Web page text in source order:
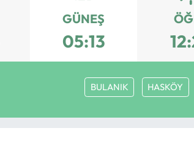
GÜNEŞ
05:13
BULANIK HASKÖY